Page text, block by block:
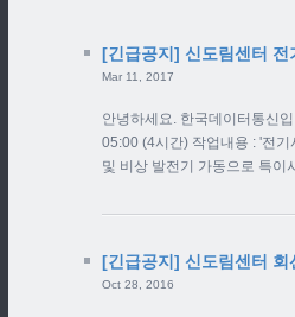
[긴급공지] 신도림센터 전
Mar 11, 2017
안녕하세요. 한국데이터통신
05:00 (4시간) 작업내용 : '전
및 비상 발전기 가동으로 특이
[긴급공지] 신도림센터 회
Oct 28, 2016